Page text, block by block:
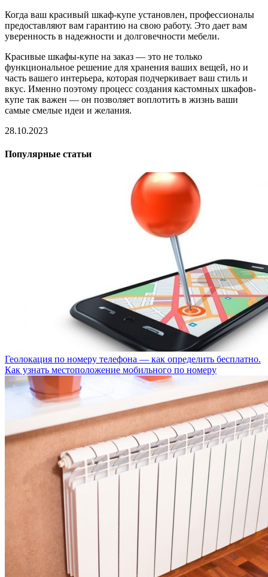
Когда ваш красивый шкаф-купе установлен, профессионалы
предоставляют вам гарантию на свою работу. Это дает вам
уверенность в надежности и долговечности мебели.
Красивые шкафы-купе на заказ — это не только
функциональное решение для хранения ваших вещей, но и
часть вашего интерьера, которая подчеркивает ваш стиль и
вкус. Именно поэтому процесс создания кастомных шкафов-
купе так важен — он позволяет воплотить в жизнь ваши
самые смелые идеи и желания.
28.10.2023
Популярные статьи
Геолокация по номеру телефона — как определить бесплатно.
Как узнать местоположение мобильного по номеру